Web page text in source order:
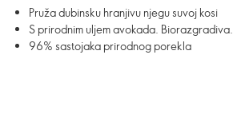
Pruža dubinsku hranjivu njegu suvoj kosi
S prirodnim uljem avokada. Biorazgradiva.
96% sastojaka prirodnog porekla